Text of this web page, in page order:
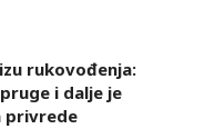
rukovođenja:
i dalje je
privrede